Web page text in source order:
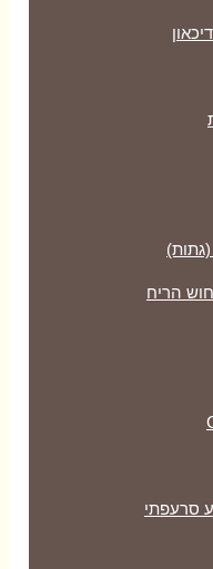
הריח
סרעפתי